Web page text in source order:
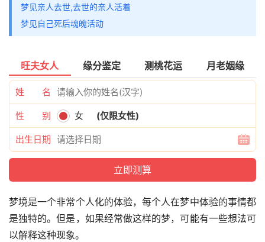
梦见亲人去世,去世的亲人活着
梦见自己死后魂魄活动
旺夫女人 缘分鉴定 测桃花运 月老姻缘
姓 名
性 别 女 (仅限女性)
出生日期
梦境是一个非常个人化的体验，每个人在梦中体验的事情都
是独特的。但是，如果经常做这样的梦，可能有一些想法可
以解释这种现象。